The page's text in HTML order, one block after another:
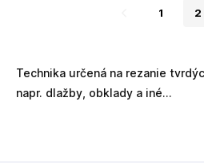
1 2
Technika určená na rezanie
napr. dlažby, obklady a iné...